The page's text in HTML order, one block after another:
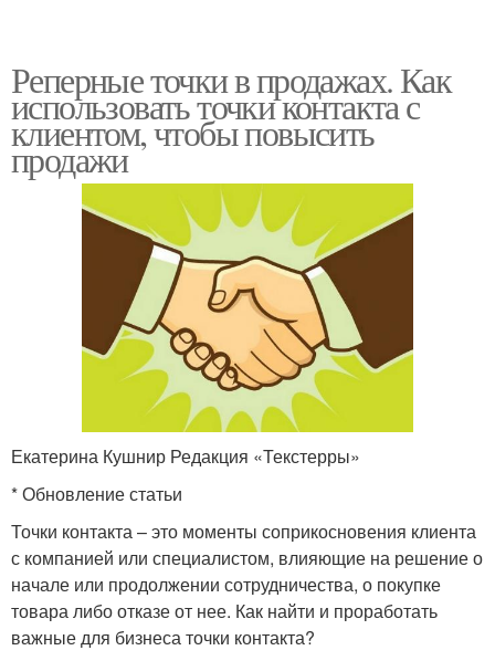
Реперные точки в продажах. Как
использовать точки контакта с
клиентом, чтобы повысить
продажи
Екатерина Кушнир Редакция «Текстерры»
* Обновление статьи
Точки контакта – это моменты соприкосновения клиента
с компанией или специалистом, влияющие на решение о
начале или продолжении сотрудничества, о покупке
товара либо отказе от нее. Как найти и проработать
важные для бизнеса точки контакта?